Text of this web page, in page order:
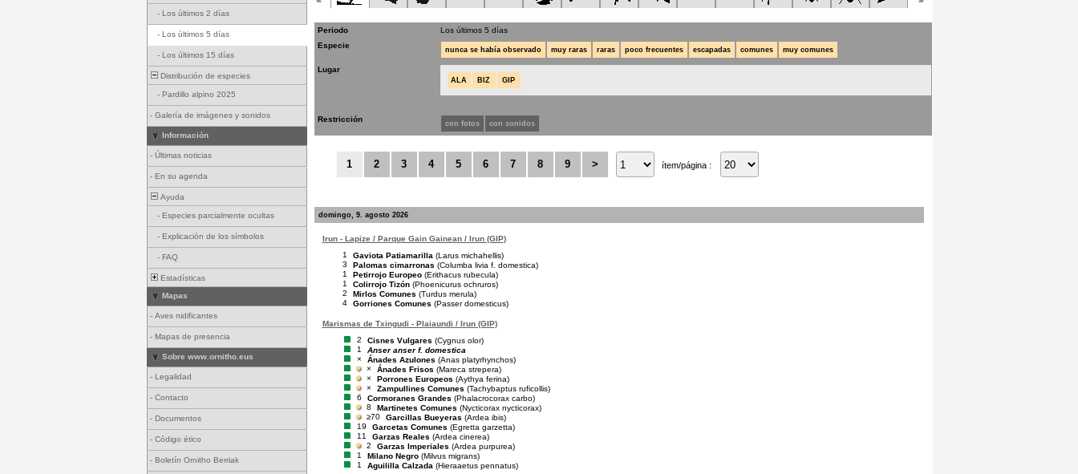
- Los últimos 2 días
- Los últimos 5 días
- Los últimos 15 días
Distribución de especies
- Pardillo alpino 2025
- Galería de imágenes y sonidos
Información
- Últimas noticias
- En su agenda
Ayuda
- Especies parcialmente ocultas
- Explicación de los símbolos
- FAQ
Estadísticas
Mapas
- Aves nidificantes
- Mapas de presencia
Sobre www.ornitho.eus
- Legalidad
- Contacto
- Documentos
- Código ético
- Boletín Ornitho Berriak
Periodo
Los últimos 5 días
Especie
nunca se había observado muy raras raras poco frecuentes escapadas comunes muy comunes
Lugar
ALA BIZ GIP
Restricción con fotos con sonidos
1 2 3 4 5 6 7 8 9 > ítem/página :
domingo, 9. agosto 2026
Irun - Lapize / Parque Gain Gainean / Irun (GIP)
1
Gaviota Patiamarilla (Larus michahellis)
3
Palomas cimarronas (Columba livia f. domestica)
1
Petirrojo Europeo (Erithacus rubecula)
1
Colirrojo Tizón (Phoenicurus ochruros)
2
Mirlos Comunes (Turdus merula)
4
Gorriones Comunes (Passer domesticus)
Marismas de Txingudi - Plaiaundi / Irun (GIP)
2
Cisnes Vulgares (Cygnus olor)
1
Anser anser f. domestica
×
Ánades Azulones (Anas platyrhynchos)
×
Ánades Frisos (Mareca strepera)
×
Porrones Europeos (Aythya ferina)
×
Zampullines Comunes (Tachybaptus ruficollis)
6
Cormoranes Grandes (Phalacrocorax carbo)
8
Martinetes Comunes (Nycticorax nycticorax)
≥70
Garcillas Bueyeras (Ardea ibis)
19
Garcetas Comunes (Egretta garzetta)
11
Garzas Reales (Ardea cinerea)
2
Garzas Imperiales (Ardea purpurea)
1
Milano Negro (Milvus migrans)
1
Aguililla Calzada (Hieraaetus pennatus)